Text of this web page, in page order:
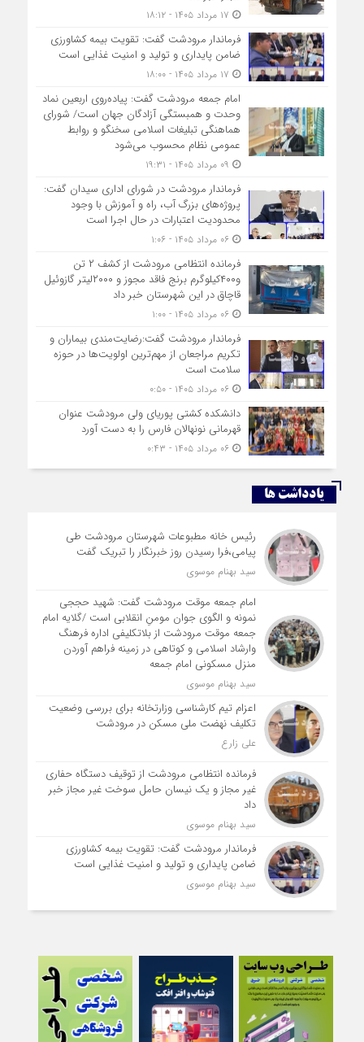
فرماندار مرودشت گفت: تقویت بیمه کشاورزی
ضامن پایداری و تولید و امنیت غذایی است
امام جمعه مرودشت گفت: پیاده‌روی اربعین نماد
وحدت و همبستگی آزادگان جهان است/ شورای
هماهنگی تبلیغات اسلامی سخنگو و روابط
عمومی نظام محسوب می‌شود
فرماندار مرودشت در شورای اداری سیدان گفت:
پروژه‌های بزرگ آب، راه و آموزش با وجود
محدودیت اعتبارات در حال اجرا است
۰۶ مرداد ۱۴۰۵ - ۱:۰۶
فرمانده انتظامي مرودشت از کشف ۲ تن
و۴۰۰کیلوگرم برنج فاقد مجوز و ۲۰۰۰لیتر گازوئیل
قاچاق در اين شهرستان خبر داد
۰۶ مرداد ۱۴۰۵ - ۱:۰۰
فرماندار مرودشت گفت:رضایت‌مندی بیماران و
تکریم مراجعان از مهم‌ترین اولویت‌ها در حوزه
سلامت است
۰۶ مرداد ۱۴۰۵ - ۰:۵۰
دانشکده کشتی پوریای ولی مرودشت عنوان
قهرمانی نونهالان فارس را به دست آورد
۰۶ مرداد ۱۴۰۵ - ۰:۴۳
یادداشت ها
رئیس خانه مطبوعات شهرستان مرودشت طی
پیامی،فرا رسیدن روز خبرنگار را تبریک گفت
سید بهنام موسوی
امام جمعه موقت مرودشت گفت: شهید حججی
نمونه و الگوی جوان مومنِ انقلابی است /گلایه امام
جمعه موقت مرودشت از بلاتکلیفی اداره فرهنگ
وارشاد اسلامی و کوتاهی در زمینه فراهم آوردن
منزل مسکونی امام جمعه
سید بهنام موسوی
اعزام تیم کارشناسی وزارتخانه برای بررسی وضعیت
تکلیف نهضت ملی مسکن در مرودشت
علی زارع
فرمانده انتظامی مرودشت از توقیف دستگاه حفاری
غیر مجاز و یک نیسان حامل سوخت غیر مجاز خبر
داد
سید بهنام موسوی
فرماندار مرودشت گفت: تقویت بیمه کشاورزی
ضامن پایداری و تولید و امنیت غذایی است
سید بهنام موسوی